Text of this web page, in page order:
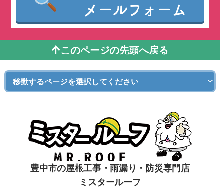
メールフォーム
このページの先頭へ戻る
豊中市の屋根工事・雨漏り・防災専門店
ミスタールーフ